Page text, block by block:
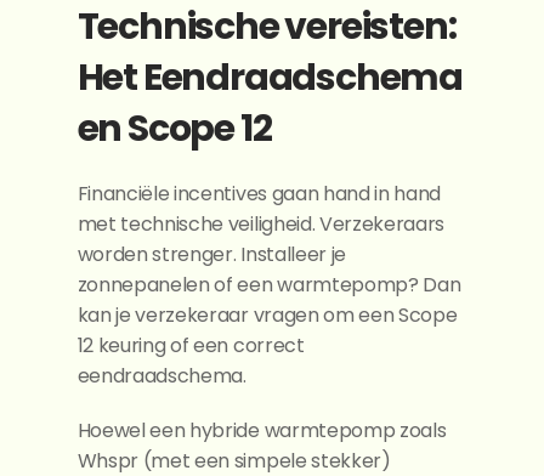
Technische vereisten:
Het Eendraadschema
en Scope 12
Financiële incentives gaan hand in hand
met technische veiligheid. Verzekeraars
worden strenger. Installeer je
zonnepanelen of een warmtepomp? Dan
kan je verzekeraar vragen om een Scope
12 keuring of een correct
eendraadschema.
Hoewel een hybride warmtepomp zoals
Whspr (met een simpele stekker)